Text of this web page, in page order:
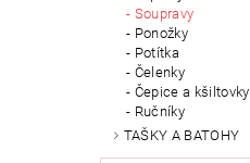
Soupravy
Ponožky
Potítka
Čelenky
Čepice a kšiltovky
Ručníky
TAŠKY A BATOHY